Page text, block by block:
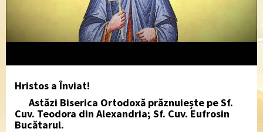
Hristos a Înviat!
Astăzi Biserica Ortodoxă prăznuiește pe Sf.
Cuv. Teodora din Alexandria; Sf. Cuv. Eufrosin
Bucătarul.